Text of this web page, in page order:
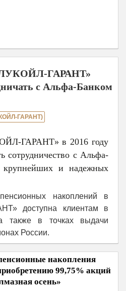
ГАРАНТ»
с Альфа-Банком
ГАРАНТ)
ГАРАНТ» в 2016 году
сотрудничество с Альфа-
и надежных
накоплений в
доступна клиентам в
также в точках выдачи
России.
накопления
99,75% акций
осень»